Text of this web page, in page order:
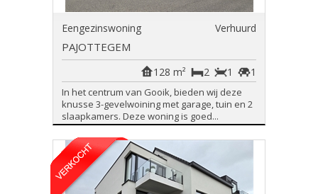
Eengezinswoning Verhuurd
PAJOTTEGEM
1
1
2
128 m²
In het centrum van Gooik, bieden wij deze
knusse 3-gevelwoining met garage, tuin en 2
slaapkamers. Deze woning is goed...